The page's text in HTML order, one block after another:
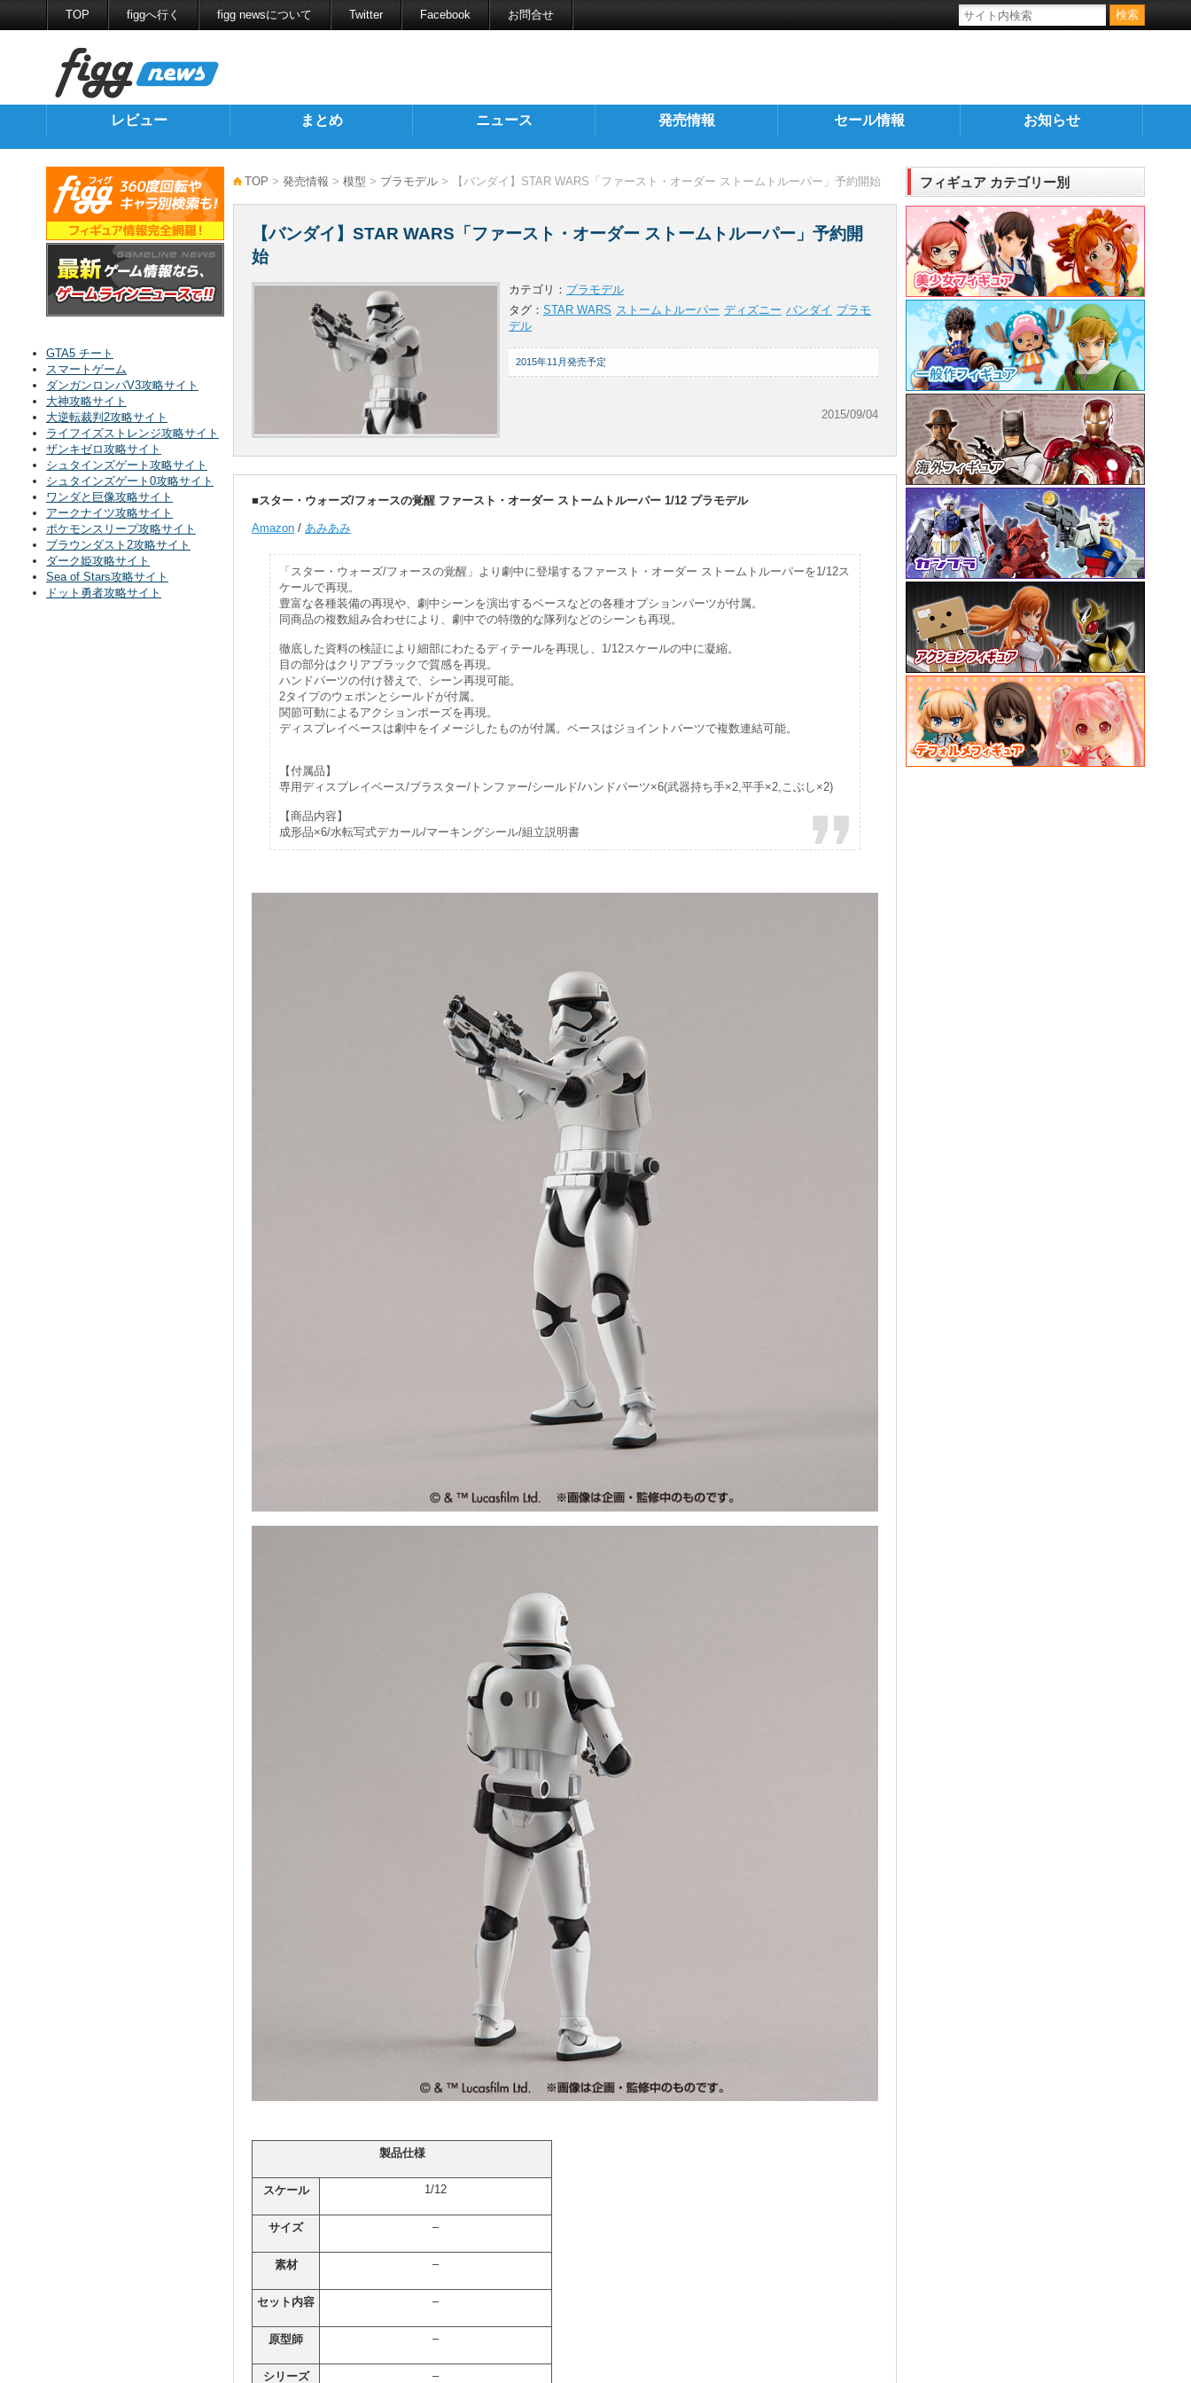
TOP figgへ行く figg newsについて Twitter Facebook お問合せ
レビュー まとめ ニュース 発売情報 セール情報 お知らせ
TOP > 発売情報 > 模型 > プラモデル > 【バンダイ】STAR WARS「ファースト・オーダー ストームトルーパー」予約開始
【バンダイ】STAR WARS「ファースト・オーダー ストームトルーパー」予約開
始
カテゴリ： プラモデル
タグ： STAR WARS ストームトルーパー ディズニー バンダイ プラモ
デル
2015/09/04
2015年11月発売予定
■スター・ウォーズ/フォースの覚醒 ファースト・オーダー ストームトルーパー 1/12 プラモデル
Amazon / あみあみ
「スター・ウォーズ/フォースの覚醒」より劇中に登場するファースト・オーダー ストームトルーパーを1/12ス
ケールで再現。
豊富な各種装備の再現や、劇中シーンを演出するベースなどの各種オプションパーツが付属。
同商品の複数組み合わせにより、劇中での特徴的な隊列などのシーンも再現。
徹底した資料の検証により細部にわたるディテールを再現し、1/12スケールの中に凝縮。
目の部分はクリアブラックで質感を再現。
ハンドパーツの付け替えで、シーン再現可能。
2タイプのウェポンとシールドが付属。
関節可動によるアクションポーズを再現。
ディスプレイベースは劇中をイメージしたものが付属。ベースはジョイントパーツで複数連結可能。
【付属品】
専用ディスプレイベース/ブラスター/トンファー/シールド/ハンドパーツ×6(武器持ち手×2,平手×2,こぶし×2)
【商品内容】
成形品×6/水転写式デカール/マーキングシール/組立説明書
製品仕様
スケール 1/12
サイズ –
素材 –
セット内容 –
原型師 –
シリーズ –
GTA5 チート
スマートゲーム
ダンガンロンパV3攻略サイト
大神攻略サイト
大逆転裁判2攻略サイト
ライフイズストレンジ攻略サイト
ザンキゼロ攻略サイト
シュタインズゲート攻略サイト
シュタインズゲート0攻略サイト
ワンダと巨像攻略サイト
アークナイツ攻略サイト
ポケモンスリープ攻略サイト
ブラウンダスト2攻略サイト
ダーク姫攻略サイト
Sea of Stars攻略サイト
ドット勇者攻略サイト
フィギュア カテゴリー別